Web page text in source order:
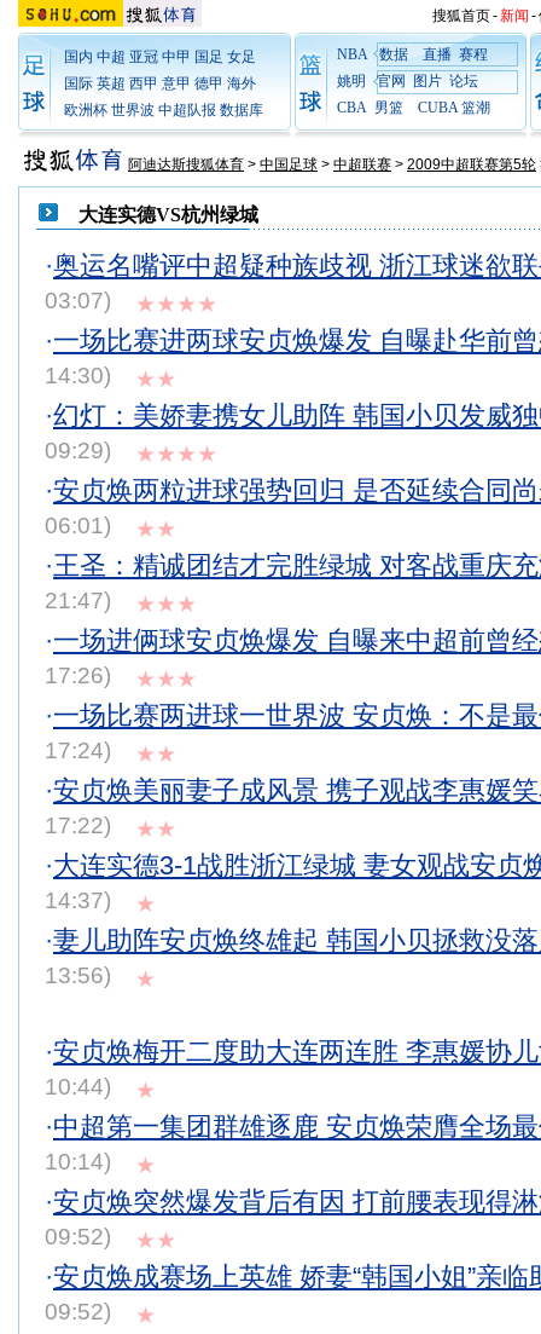
搜狐首页-新闻 -
国内 中超 亚冠 中甲 国足 女足
国际 英超 西甲 意甲 德甲 海外
欧洲杯 世界波 中超队报 数据库
NBA 数据 直播 赛程
姚明
官网 图片 论坛
CBA 男篮 CUBA 篮潮
阿迪达斯搜狐体育 > 中国足球 > 中超联赛 > 2009中超联赛第5轮
大连实德VS杭州绿城
·奥运名嘴评中超疑种族歧视 浙江球迷欲
03:07)
★★★★
·一场比赛进两球安贞焕爆发 自曝赴华前
14:30)
★★
·幻灯：美娇妻携女儿助阵 韩国小贝发威
09:29)
★★★★
·安贞焕两粒进球强势回归 是否延续合同
06:01)
★★
·王圣：精诚团结才完胜绿城 对客战重庆
21:47)
★★★
·一场进俩球安贞焕爆发 自曝来中超前曾
17:26)
★★★
·一场比赛两进球一世界波 安贞焕：不是
17:24)
★★
·安贞焕美丽妻子成风景 携子观战李惠媛
17:22)
★★
·大连实德3-1战胜浙江绿城 妻女观战安贞
14:37)
★
·妻儿助阵安贞焕终雄起 韩国小贝拯救没
13:56)
★
·安贞焕梅开二度助大连两连胜 李惠媛协
10:44)
★
·中超第一集团群雄逐鹿 安贞焕荣膺全场
10:14)
★
·安贞焕突然爆发背后有因 打前腰表现得
09:52)
★★
·安贞焕成赛场上英雄 娇妻“韩国小姐”亲临
09:52)
★